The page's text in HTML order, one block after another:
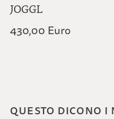
JOGGL
430,00 Euro
QUESTO DICONO I